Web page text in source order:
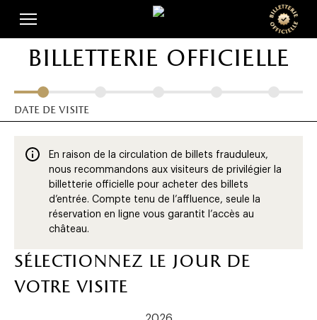
main
contentbilletterie officielle
date de visite
En raison de la circulation de billets frauduleux,
nous recommandons aux visiteurs de privilégier la
billetterie officielle pour acheter des billets
d’entrée. Compte tenu de l’affluence, seule la
réservation en ligne vous garantit l’accès au
château.
sélectionnez le jour de
votre visite